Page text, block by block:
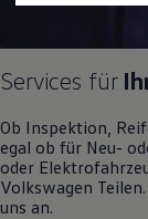
Services für
Ob Inspektion,
egal ob für Neu-
oder
Volkswagen
uns an.